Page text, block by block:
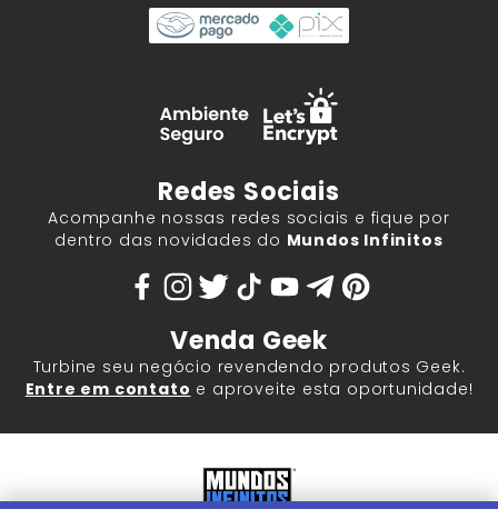
Redes Sociais
Acompanhe nossas redes sociais e fique por
dentro das novidades do Mundos Infinitos
Venda Geek
Turbine seu negócio revendendo produtos Geek.
Entre em contato e aproveite esta oportunidade!